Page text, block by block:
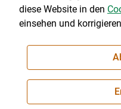
NEWSLETTER
diese Website in den
einsehen und